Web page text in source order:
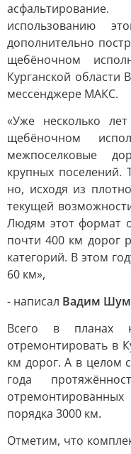
использованию
дополнительно
щебёночном
Курганской
мессенджере МАКС.
«Уже несколько
щебёночном
межпоселковые
крупных поселений.
но, исходя из
текущей
Людям этот формат
почти 400 км дорог
категорий. В этом
60 км»,
- написал Вадим
Всего в планах
отремонтировать в
км дорог. А в целом
года
порядка 3000 км.
Отметим, что